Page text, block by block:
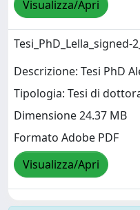
Visualizza/Apri
Tesi_PhD_Lella_signed-
Descrizione: Tesi PhD
Tipologia: Tesi di
Dimensione 24.37 MB
Formato Adobe PDF
Visualizza/Apri